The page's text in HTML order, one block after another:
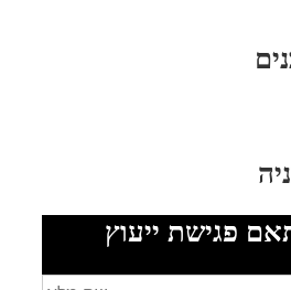
פגישת ייעוץ